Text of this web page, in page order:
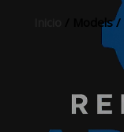
/ Models /